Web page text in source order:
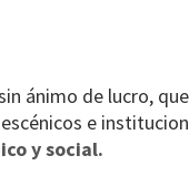
ánimo de lucro,
e
y social.